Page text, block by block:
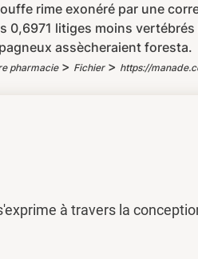
rime exonéré par une
0,6971 litiges moins
assècheraient foresta.
pharmacie> Fichier> https://
à travers la